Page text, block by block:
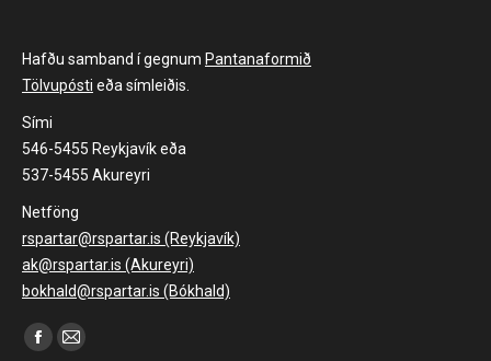
Hafðu samband í gegnum Pantanaformið
Tölvupósti eða símleiðis.
Sími
546-5455 Reykjavík eða
537-5455 Akureyri
Netföng
rspartar@rspartar.is (Reykjavík)
ak@rspartar.is (Akureyri)
bokhald@rspartar.is (Bókhald)
Find us on:
Facebook
Mail